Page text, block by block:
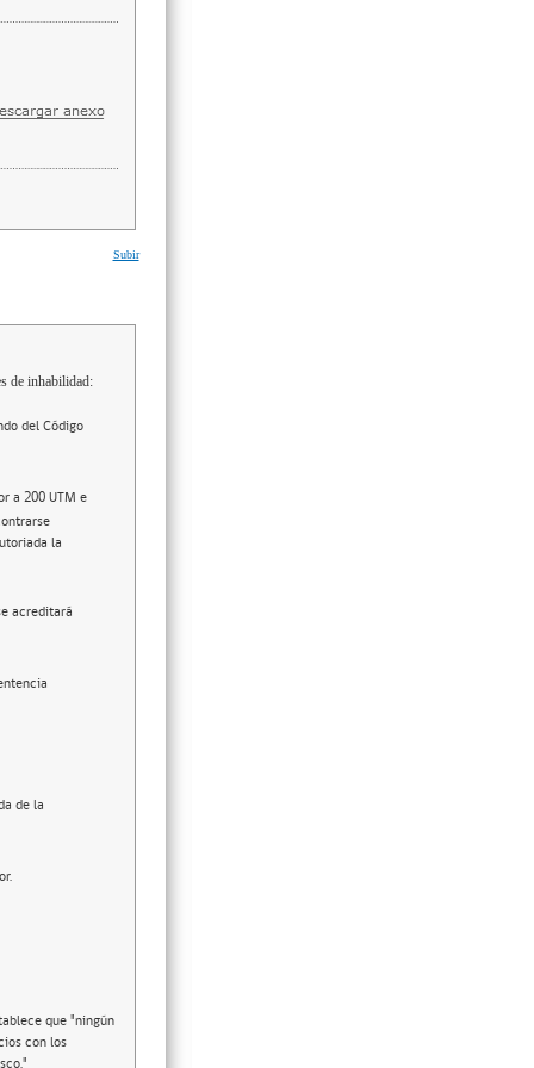
Subir
de inhabilidad:
del Código
a 200 UTM e
la
acreditará
de la
que "ningún
con los